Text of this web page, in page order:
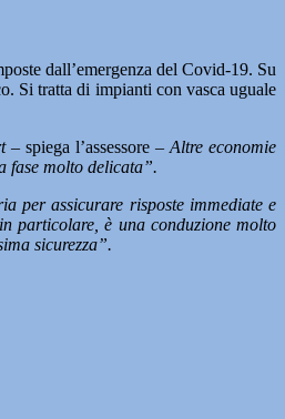
dall’emergenza del Covid-19. Su
Si tratta di impianti con vasca uguale
– spiega l’assessore –Altre economie
fase molto delicata”.
per assicurare risposte immediate e
particolare, è una conduzione molto
sicurezza”.